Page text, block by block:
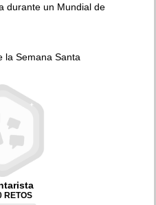
durante un Mundial de
la Semana Santa
RETOS